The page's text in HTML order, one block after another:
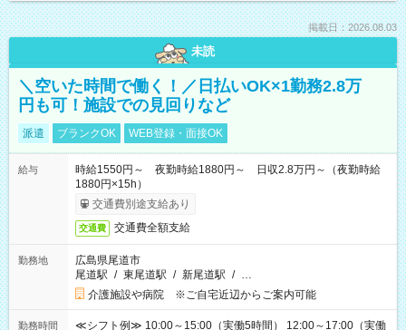
掲載日：2026.08.03
未読
＼空いた時間で働く！／日払いOK×1勤務2.8万
円も可！施設での見回りなど
派遣 ブランクOK WEB登録・面接OK
給与
時給1550円～ 夜勤時給1880円～ 日収2.8万円～（夜勤時給
1880円×15h）
交通費別途支給あり
交通費 交通費全額支給
勤務地
広島県尾道市
尾道駅 / 東尾道駅 / 新尾道駅 / …
介護施設や病院 ※ご自宅近辺からご案内可能
勤務時間 ≪シフト例≫ 10:00～15:00（実働5時間） 12:00～17:00（実働